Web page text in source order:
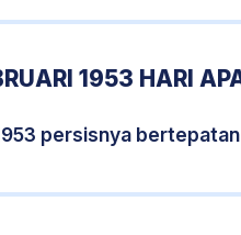
1953 HARI
persisnya